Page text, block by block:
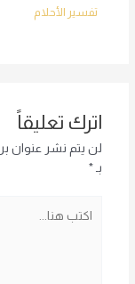
تفسير الأحلام
اترك تعليقاً
لن يتم نشر عنوان
بـ *
هنا...